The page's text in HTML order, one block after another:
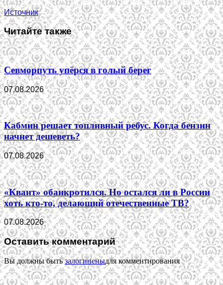
Источник
Читайте также
Севморпуть упёрся в голый берег
07.08.2026
Кабмин решает топливный ребус. Когда бензин
начнет дешеветь?
07.08.2026
«Квант» обанкротился. Но остался ли в России
хоть кто-то, делающий отечественные ТВ?
07.08.2026
Оставить комментарий
Вы должны бытьзалогиненыдля комментирования